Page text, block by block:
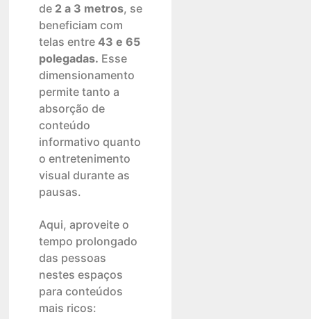
de 2 a 3 metros, se
beneficiam com
telas entre 43 e 65
polegadas. Esse
dimensionamento
permite tanto a
absorção de
conteúdo
informativo quanto
o entretenimento
visual durante as
pausas.
Aqui, aproveite o
tempo prolongado
das pessoas
nestes espaços
para conteúdos
mais ricos: